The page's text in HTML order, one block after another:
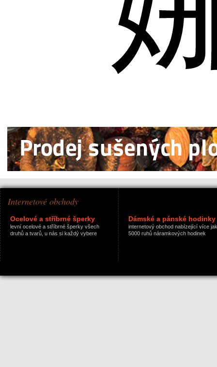
Internetové obchody
Ocelové a stříbrné šperky
levní ocelové a stříbrné šperky všech
druhů a tvarů, u nás si každý vybere
Dámské a pánské hodinky
internetový obchod nabízející více jak
5000 ruhů náramkových hodinek